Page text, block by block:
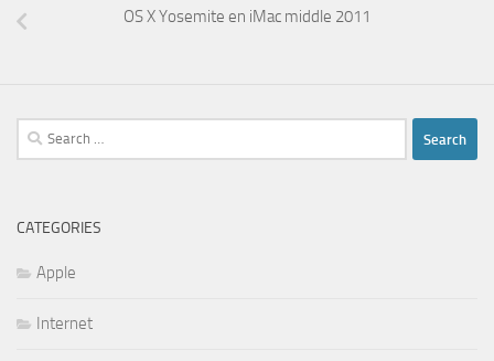
OS X Yosemite en iMac middle 2011
Search
for:
CATEGORIES
Apple
Internet